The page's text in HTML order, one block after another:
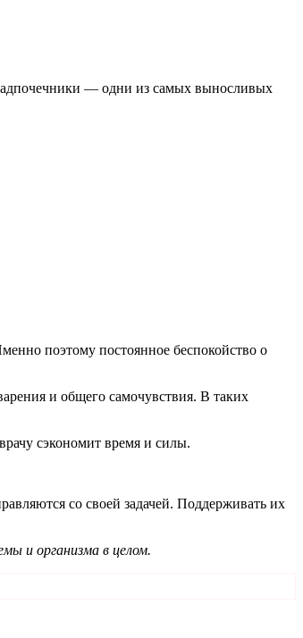
— одни из самых выносливых
поэтому постоянное беспокойство о
и общего самочувствия. В таких
сэкономит время и силы.
со своей задачей. Поддерживать их
и организма в целом.